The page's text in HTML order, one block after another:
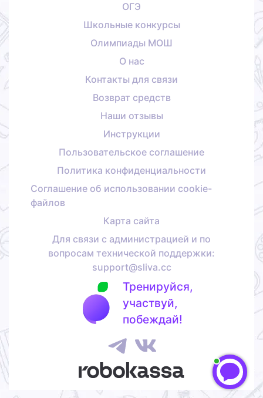
ОГЭ
Школьные конкурсы
Олимпиады МОШ
О нас
Контакты для связи
Возврат средств
Наши отзывы
Инструкции
Пользовательское соглашение
Политика конфиденциальности
Соглашение об использовании cookie-
файлов
Карта сайта
Для связи с администрацией и по
вопросам технической поддержки:
support@sliva.cc
Тренируйся,
участвуй,
побеждай!